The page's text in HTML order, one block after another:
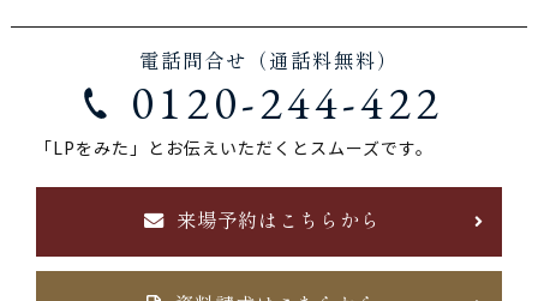
電話問合せ（通話料無料）
0120-244-422
「LPをみた」とお伝えいただくとスムーズです。
来場予約はこちらから